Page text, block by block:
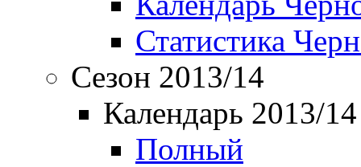
Статистика
Сезон 2013/14
Календарь 2013/14
Полный